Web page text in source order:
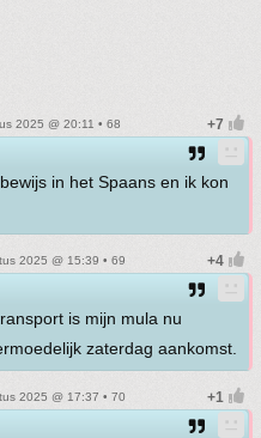
2025 @ 20:11 • 68
in het Spaans en ik kon
2025 @ 15:39 • 69
is mijn mula nu
zaterdag aankomst.
2025 @ 17:37 • 70